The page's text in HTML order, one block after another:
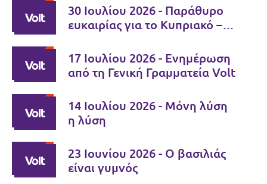
30 Ιουλίου 2026 - Παράθυρο
ευκαιρίας για το Κυπριακό –
ηγέτες
17 Ιουλίου 2026 - Ενημέρωση
από τη Γενική Γραμματεία Volt
14 Ιουλίου 2026 - Μόνη λύση
η λύση
23 Ιουνίου 2026 - Ο βασιλιάς
είναι γυμνός